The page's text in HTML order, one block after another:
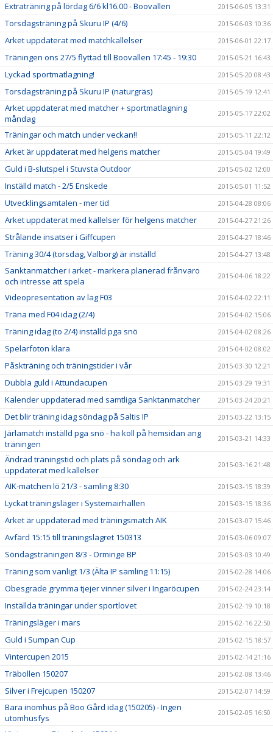
Extraträning på lördag 6/6 kl16.00 - Boovallen 2015-06-05 13:31
Torsdagsträning på Skuru IP (4/6) 2015-06-03 10:36
Arket uppdaterat med matchkallelser 2015-06-01 22:17
Träningen ons 27/5 flyttad till Boovallen 17:45 - 19:30 2015-05-21 16:43
Lyckad sportmatlagning! 2015-05-20 08:43
Torsdagsträning på Skuru IP (naturgräs) 2015-05-19 12:41
Arket uppdaterat med matcher + sportmatlagning
måndag
2015-05-17 22:02
Träningar och match under veckan!! 2015-05-11 22:12
Arket är uppdaterat med helgens matcher 2015-05-04 19:49
Guld i B-slutspel i Stuvsta Outdoor 2015-05-02 12:00
Inställd match - 2/5 Enskede 2015-05-01 11:52
Utvecklingsamtalen - mer tid 2015-04-28 08:06
Arket uppdaterat med kallelser för helgens matcher 2015-04-27 21:26
Strålande insatser i Giffcupen 2015-04-27 18:46
Träning 30/4 (torsdag, Valborg) är inställd 2015-04-27 13:48
Sanktanmatcher i arket - markera planerad frånvaro
och intresse att spela
2015-04-06 18:22
Videopresentation av lag F03 2015-04-02 22:11
Träna med F04 idag (2/4) 2015-04-02 15:06
Träning idag (to 2/4) inställd pga snö 2015-04-02 08:26
Spelarfoton klara 2015-04-02 08:02
Påskträning och träningstider i vår 2015-03-30 12:21
Dubbla guld i Attundacupen 2015-03-29 19:31
Kalender uppdaterad med samtliga Sanktanmatcher 2015-03-24 20:21
Det blir träning idag söndag på Saltis IP 2015-03-22 13:15
Järlamatch inställd pga snö - ha koll på hemsidan ang
träningen
2015-03-21 14:33
Ändrad träningstid och plats på söndag och ark
uppdaterat med kallelser
2015-03-16 21:48
AIK-matchen lö 21/3 - samling 8:30 2015-03-15 18:39
Lyckat träningsläger i Systemairhallen 2015-03-15 18:36
Arket är uppdaterad med träningsmatch AIK 2015-03-07 15:46
Avfärd 15:15 till träningslägret 150313 2015-03-06 09:07
Söndagsträningen 8/3 - Orminge BP 2015-03-03 10:49
Träning som vanligt 1/3 (Älta IP samling 11:15) 2015-02-28 14:06
Obesgrade grymma tjejer vinner silver i Ingaröcupen 2015-02-24 23:14
Inställda träningar under sportlovet 2015-02-19 10:18
Träningsläger i mars 2015-02-16 22:50
Guld i Sumpan Cup 2015-02-15 18:57
Vintercupen 2015 2015-02-14 21:16
Träbollen 150207 2015-02-08 13:46
Silver i Frejcupen 150207 2015-02-07 14:59
Bara inomhus på Boo Gård idag (150205) - Ingen
utomhusfys
2015-02-05 16:50
Vintercupen Djursholm 150214